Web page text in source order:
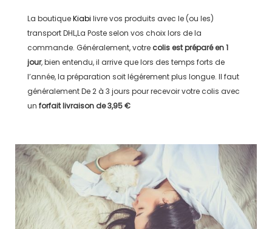
La boutiqueKiabi livre vos produits avec le (ou les)
transportDHL,La Posteselon vos choix lors de la
commande. Généralement, votre colis est préparé en1
jour, bien entendu, il arrive que lors des temps forts de
l’année, la préparation soit légérement plus longue. Il faut
généralementDe 2 à 3 jours pour recevoir votre colis avec
un forfait livraison de3,95 €